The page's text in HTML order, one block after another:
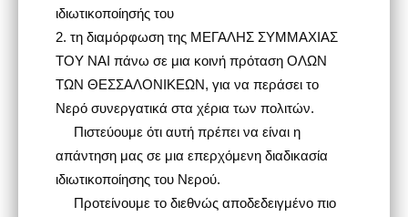
ιδιωτικοποίησής του
2. τη διαμόρφωση της ΜΕΓΑΛΗΣ ΣΥΜΜΑΧΙΑΣ
ΤΟΥ ΝΑΙ πάνω σε μια κοινή πρόταση ΟΛΩΝ
ΤΩΝ ΘΕΣΣΑΛΟΝΙΚΕΩΝ, για να περάσει το
Νερό συνεργατικά στα χέρια των πολιτών.
Πιστεύουμε ότι αυτή πρέπει να είναι η
απάντηση μας σε μια επερχόμενη διαδικασία
ιδιωτικοποίησης του Νερού.
Προτείνουμε το διεθνώς αποδεδειγμένο πιο